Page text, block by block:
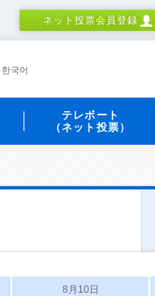
ネット投票会員登録
한국어
テレボート
（ネット投票）
8月10日